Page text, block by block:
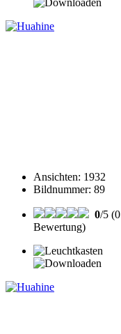
Ansichten: 1932
Bildnummer: 89
0/5 (0
Bewertung)